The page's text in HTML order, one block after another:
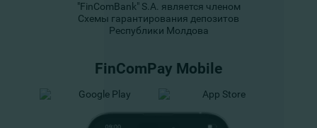
"FinComBank" S.A. является членом
Схемы гарантирования депозитов
Республики Молдова
FinComPay Mobile